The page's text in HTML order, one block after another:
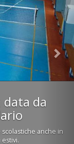
data da
anche in